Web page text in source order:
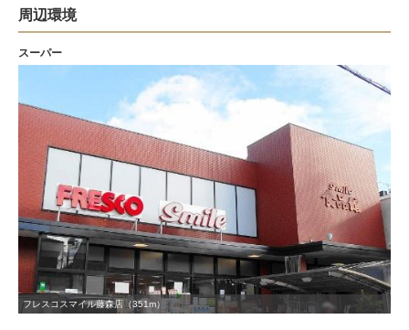
周辺環境
スーパー
フレスコスマイル藤森店（351m）